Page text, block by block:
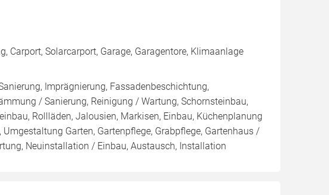
Carport, Solarcarport, Garage, Garagentore, Klimaanlage
Imprägnierung, Fassadenbeschichtung,
/ Sanierung, Reinigung / Wartung, Schornsteinbau,
Rollläden, Jalousien, Markisen, Einbau, Küchenplanung
Garten, Gartenpflege, Grabpflege, Gartenhaus /
Neuinstallation / Einbau, Austausch, Installation